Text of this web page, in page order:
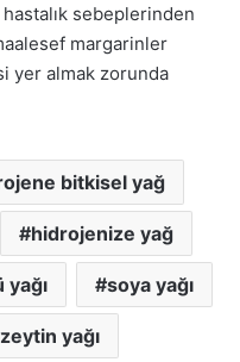
sebeplerinden
margarinler
yer almak zorunda
bitkisel yağ
hidrojenize yağ
yağı soya yağı
zeytin yağı